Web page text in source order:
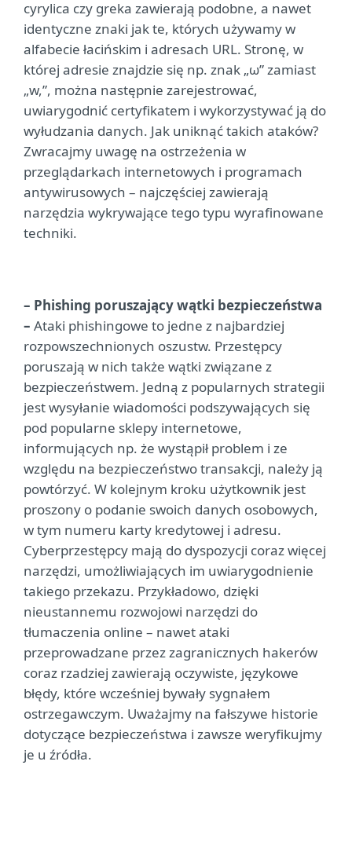
cyrylica czy greka zawierają podobne, a nawet
identyczne znaki jak te, których używamy w
alfabecie łacińskim i adresach URL. Stronę, w
której adresie znajdzie się np. znak „ω” zamiast
„w,”, można następnie zarejestrować,
uwiarygodnić certyfikatem i wykorzystywać ją do
wyłudzania danych. Jak uniknąć takich ataków?
Zwracajmy uwagę na ostrzeżenia w
przeglądarkach internetowych i programach
antywirusowych – najczęściej zawierają
narzędzia wykrywające tego typu wyrafinowane
techniki.
– Phishing poruszający wątki bezpieczeństwa
– Ataki phishingowe to jedne z najbardziej
rozpowszechnionych oszustw. Przestępcy
poruszają w nich także wątki związane z
bezpieczeństwem. Jedną z popularnych strategii
jest wysyłanie wiadomości podszywających się
pod popularne sklepy internetowe,
informujących np. że wystąpił problem i ze
względu na bezpieczeństwo transakcji, należy ją
powtórzyć. W kolejnym kroku użytkownik jest
proszony o podanie swoich danych osobowych,
w tym numeru karty kredytowej i adresu.
Cyberprzestępcy mają do dyspozycji coraz więcej
narzędzi, umożliwiających im uwiarygodnienie
takiego przekazu. Przykładowo, dzięki
nieustannemu rozwojowi narzędzi do
tłumaczenia online – nawet ataki
przeprowadzane przez zagranicznych hakerów
coraz rzadziej zawierają oczywiste, językowe
błędy, które wcześniej bywały sygnałem
ostrzegawczym. Uważajmy na fałszywe historie
dotyczące bezpieczeństwa i zawsze weryfikujmy
je u źródła.